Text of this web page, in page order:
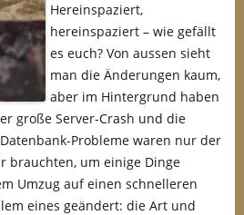
Hereinspaziert,
hereinspaziert – wie gefällt
es euch? Von aussen sieht
man die Änderungen kaum,
aber im Hintergrund haben
große Server-Crash und die
Probleme waren nur der
brauchten, um einige Dinge
Umzug auf einen schnelleren
eines geändert: die Art und